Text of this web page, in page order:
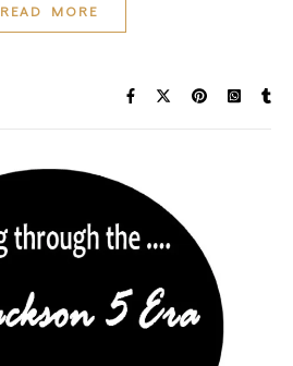
READ MORE